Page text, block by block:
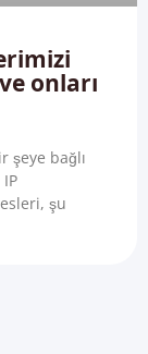
onları
şeye bağlı
şu